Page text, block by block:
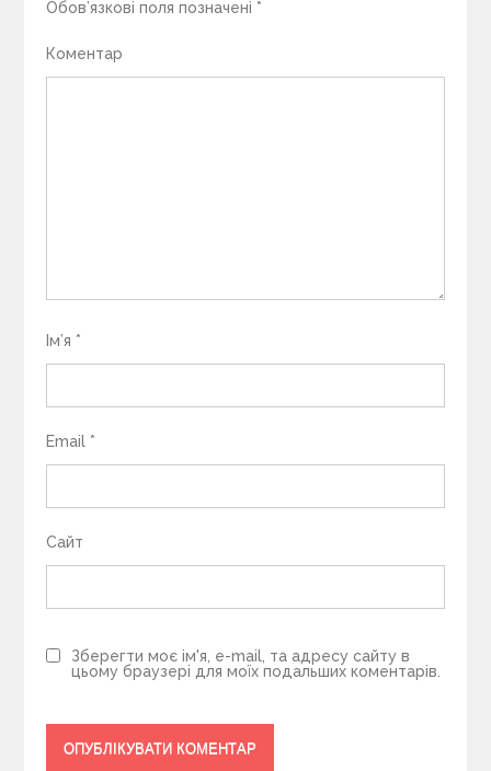
Обов’язкові поля позначені *
Коментар
Ім’я *
Email *
Сайт
Зберегти моє ім'я, e-mail, та адресу сайту в
цьому браузері для моїх подальших коментарів.